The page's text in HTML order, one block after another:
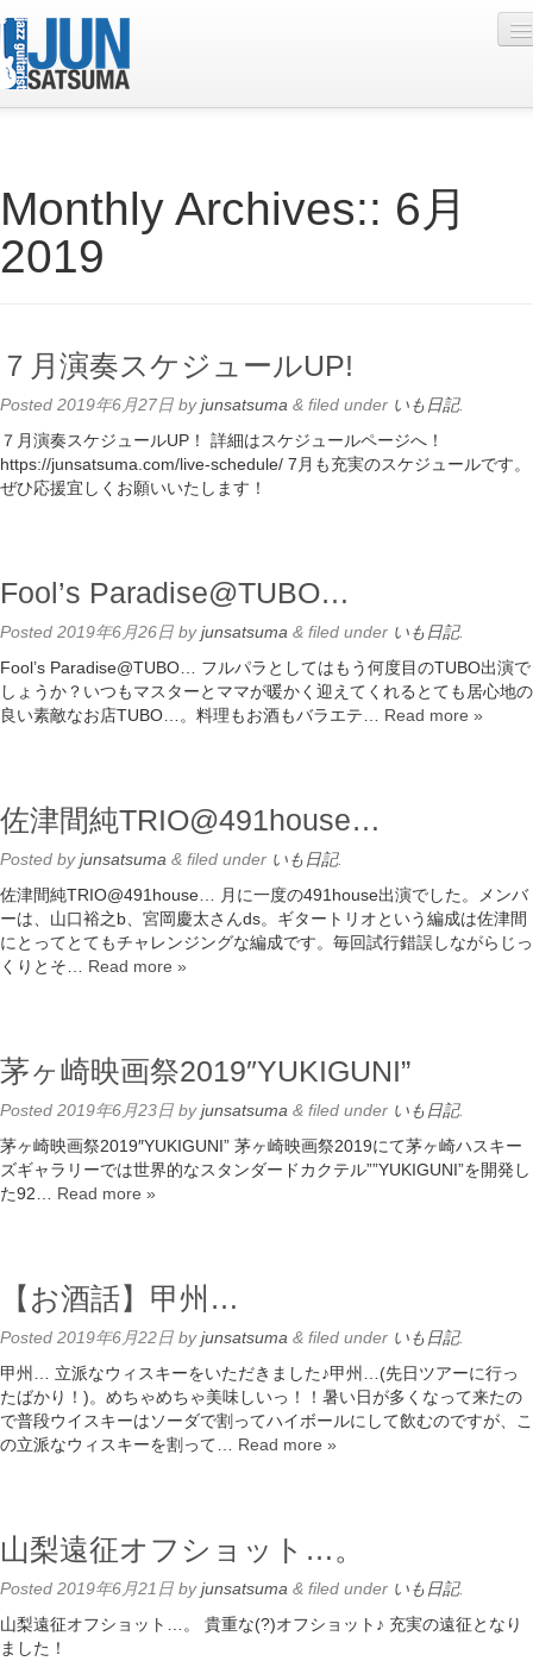
Live Schedule
Discography
Contact
YouTube
Online Lesson
Monthly Archives:: 6月
2019
７月演奏スケジュールUP!
Posted 2019年6月27日 byjunsatsuma & filed under いも日記.
７月演奏スケジュールUP！ 詳細はスケジュールページへ！
https://junsatsuma.com/live-schedule/ 7月も充実のスケジュールです。
ぜひ応援宜しくお願いいたします！
Fool’s Paradise@TUBO…
Posted 2019年6月26日 byjunsatsuma & filed under いも日記.
Fool’s Paradise@TUBO… フルパラとしてはもう何度目のTUBO出演で
しょうか？いつもマスターとママが暖かく迎えてくれるとても居心地の
良い素敵なお店TUBO…。料理もお酒もバラエテ… Read more »
佐津間純TRIO@491house…
Posted byjunsatsuma & filed under いも日記.
佐津間純TRIO@491house… 月に一度の491house出演でした。メンバ
ーは、山口裕之b、宮岡慶太さんds。ギタートリオという編成は佐津間
にとってとてもチャレンジングな編成です。毎回試行錯誤しながらじっ
くりとそ… Read more »
茅ヶ崎映画祭2019″YUKIGUNI”
Posted 2019年6月23日 byjunsatsuma & filed under いも日記.
茅ヶ崎映画祭2019″YUKIGUNI” 茅ヶ崎映画祭2019にて茅ヶ崎ハスキー
ズギャラリーでは世界的なスタンダードカクテル””YUKIGUNI”を開発し
た92… Read more »
【お酒話】甲州…
Posted 2019年6月22日 byjunsatsuma & filed under いも日記.
甲州… 立派なウィスキーをいただきました♪甲州…(先日ツアーに行っ
たばかり！)。めちゃめちゃ美味しいっ！！暑い日が多くなって来たの
で普段ウイスキーはソーダで割ってハイボールにして飲むのですが、こ
の立派なウィスキーを割って… Read more »
山梨遠征オフショット…。
Posted 2019年6月21日 byjunsatsuma & filed under いも日記.
山梨遠征オフショット…。 貴重な(?)オフショット♪ 充実の遠征となり
ました！